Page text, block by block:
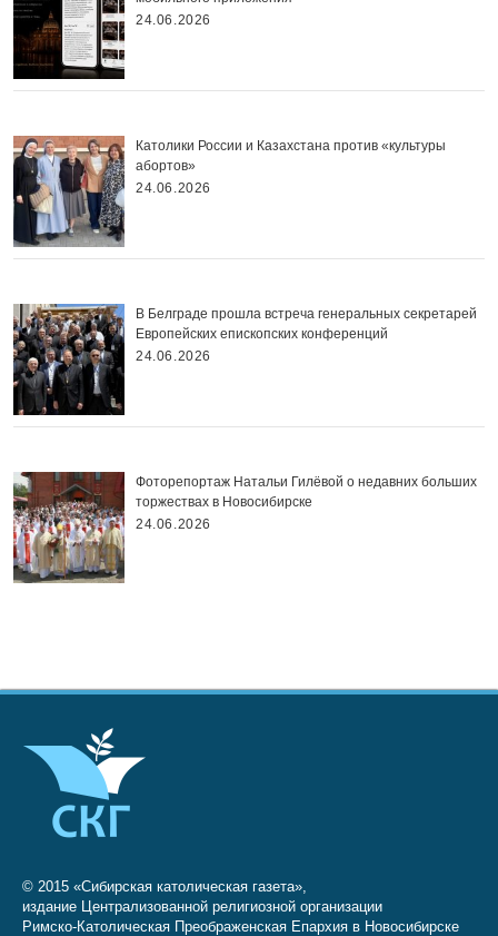
24.06.2026
Католики России и Казахстана против «культуры
абортов»
24.06.2026
В Белграде прошла встреча генеральных секретарей
Европейских епископских конференций
24.06.2026
Фоторепортаж Натальи Гилёвой о недавних больших
торжествах в Новосибирске
24.06.2026
© 2015 «Сибирская католическая газета»,
издание Централизованной религиозной организации
Римско-Католическая Преображенская Епархия в Новосибирске